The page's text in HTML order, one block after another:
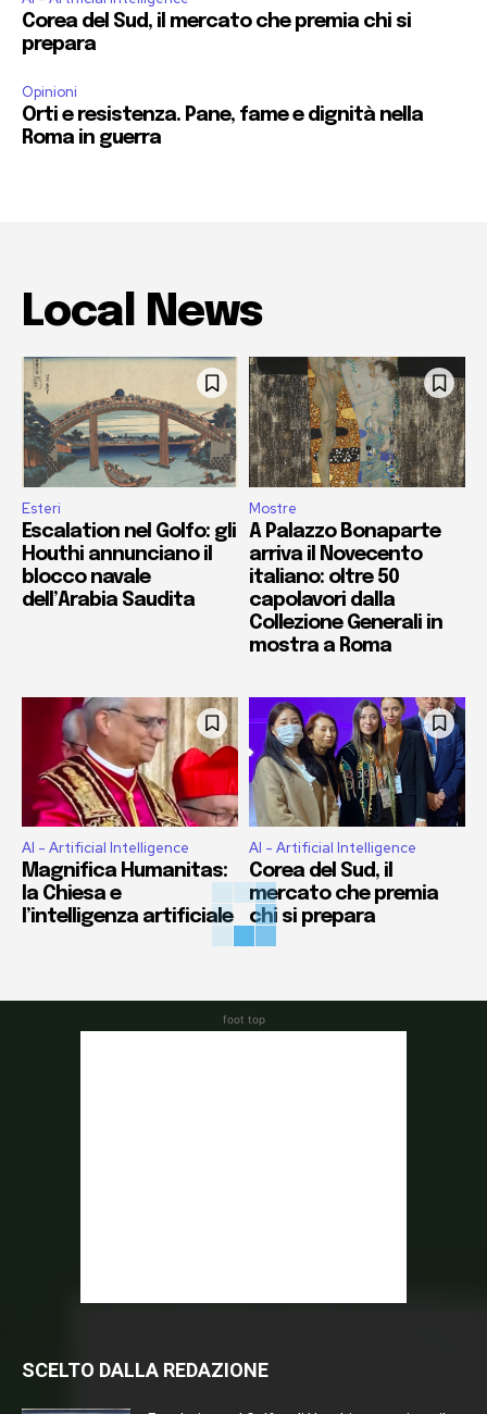
Corea del Sud, il mercato che premia chi si
prepara
Opinioni
Orti e resistenza. Pane, fame e dignità nella
Roma in guerra
Local News
Esteri
Escalation nel Golfo: gli
Houthi annunciano il
blocco navale
dell’Arabia Saudita
Mostre
A Palazzo Bonaparte
arriva il Novecento
italiano: oltre 50
capolavori dalla
Collezione Generali in
mostra a Roma
AI - Artificial Intelligence
Magnifica Humanitas:
la Chiesa e
l’intelligenza artificiale
AI - Artificial Intelligence
Corea del Sud, il
mercato che premia
chi si prepara
foot top
SCELTO DALLA REDAZIONE